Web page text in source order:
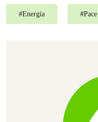
#Energia #Pace